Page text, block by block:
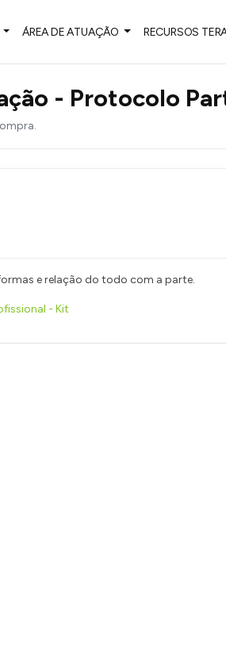
ÁREA DE ATUAÇÃO RECURSOS
- Protocolo
e relação do todo com a parte.
- Kit